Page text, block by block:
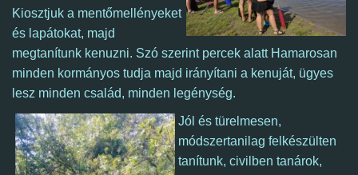
Kiosztjuk a mentőmellényeket
és lapátokat, majd
megtanítunk kenuzni. Szó szerint percek alatt Hamarosan
minden kormányos tudja majd irányítani a kenuját, ügyes
lesz minden család, minden legénység.
Jól és türelmesen,
módszertanilag felkészülten
tanítunk, civilben tanárok,